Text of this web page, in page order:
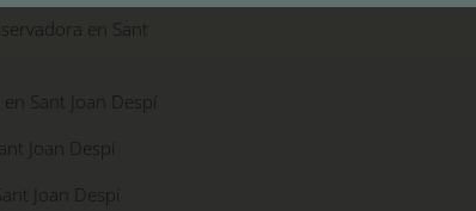
en Sant
Sant Joan Despí
Joan Despí
Joan Despí